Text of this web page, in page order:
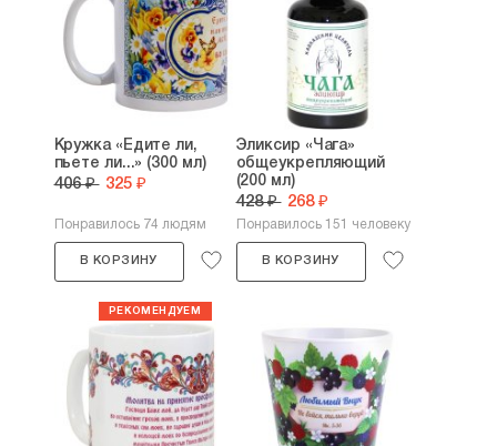
Кружка «Едите ли,
пьете ли...» (300 мл)
406 ₽ 325 ₽
Понравилось 74 людям
В КОРЗИНУ
Эликсир «Чага»
общеукрепляющий
(200 мл)
428 ₽ 268 ₽
Понравилось 151 человеку
В КОРЗИНУ